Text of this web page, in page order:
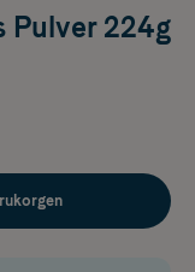
Pulver 224g